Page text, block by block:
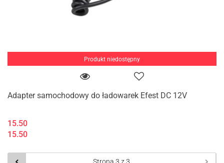
Produkt niedostępny
Adapter samochodowy do ładowarek Efest DC 12V
15.50
15.50